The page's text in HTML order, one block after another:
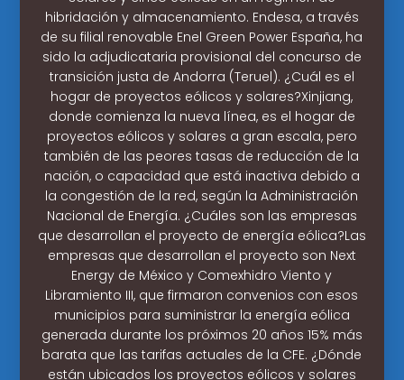
hibridación y almacenamiento. Endesa, a través
de su filial renovable Enel Green Power España, ha
sido la adjudicataria provisional del concurso de
transición justa de Andorra (Teruel). ¿Cuál es el
hogar de proyectos eólicos y solares?Xinjiang,
donde comienza la nueva línea, es el hogar de
proyectos eólicos y solares a gran escala, pero
también de las peores tasas de reducción de la
nación, o capacidad que está inactiva debido a
la congestión de la red, según la Administración
Nacional de Energía. ¿Cuáles son las empresas
que desarrollan el proyecto de energía eólica?Las
empresas que desarrollan el proyecto son Next
Energy de México y Comexhidro Viento y
Libramiento III, que firmaron convenios con esos
municipios para suministrar la energía eólica
generada durante los próximos 20 años 15% más
barata que las tarifas actuales de la CFE. ¿Dónde
están ubicados los proyectos eólicos y solares